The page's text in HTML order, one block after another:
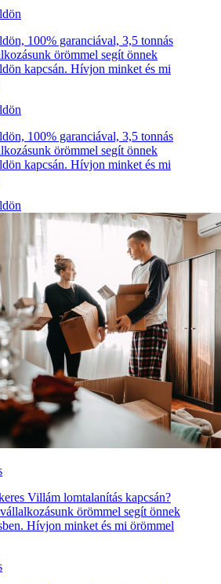
100% garanciával, 3,5 tonnás
örömmel segít önnek
kapcsán. Hívjon minket és mi
100% garanciával, 3,5 tonnás
örömmel segít önnek
kapcsán. Hívjon minket és mi
Villám lomtalanítás kapcsán?
örömmel segít önnek
Hívjon minket és mi örömmel